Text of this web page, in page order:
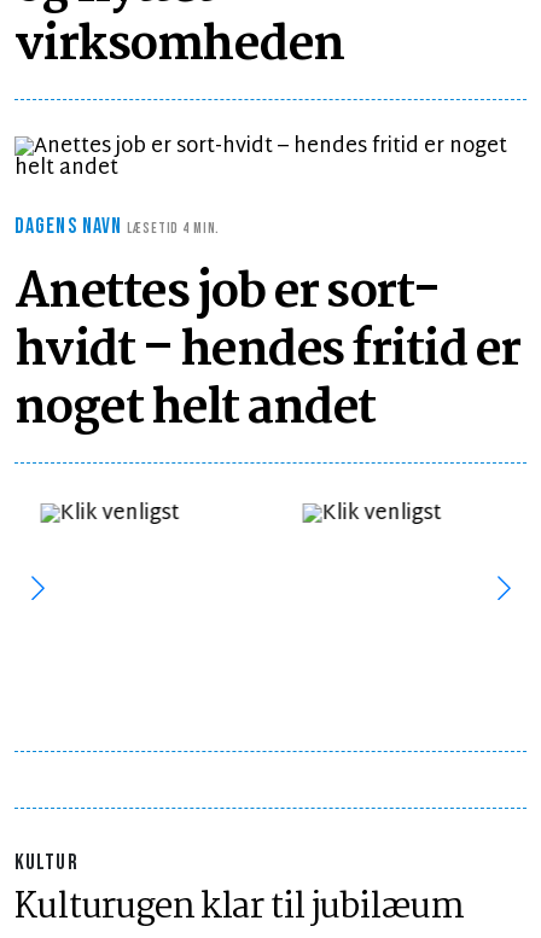
virksomheden
DAGENS NAVNLÆSETID 4 MIN.
Anettes job er sort-
hvidt – hendes fritid er
noget helt andet
KULTUR
Kulturugen klar til jubilæum